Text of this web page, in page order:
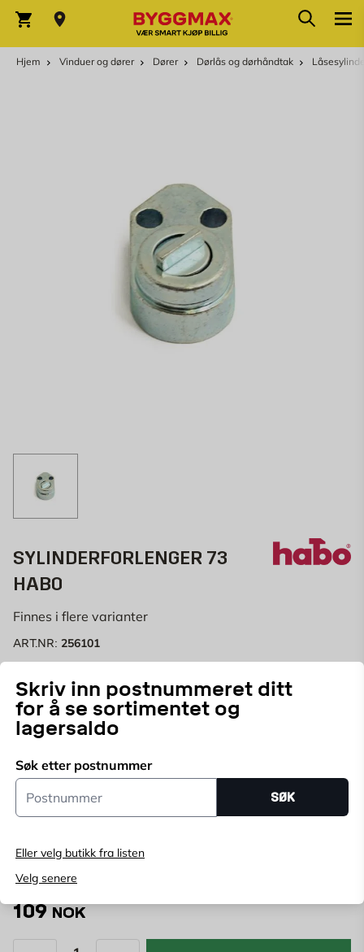
Skriv inn postnummeret ditt
for å se sortimentet og
lagersaldo
Søk etter postnummer
Postnummer
SØK
Eller velg butikk fra listen
Velg senere
Varekurv Søk
Hjem Vinduer og dører Dører Dørlås og dørhåndtak
SYLINDERFORLENGER 73
HABO
Finnes i flere varianter
ART.NR: 256101
Sylinderforlenger Habo 73
Sylinderforlenger Habo 73 er designet for
gjennomgående montering på oval sylinder og finnes i
flere høyder. Laget i zamak med overflatebehandling i
elektrogalvanisering for økt holdbarhet.
Vis mer
Velg butikk
Velg butikk for å se lagerstatus
Angipostnummer
109 NOK